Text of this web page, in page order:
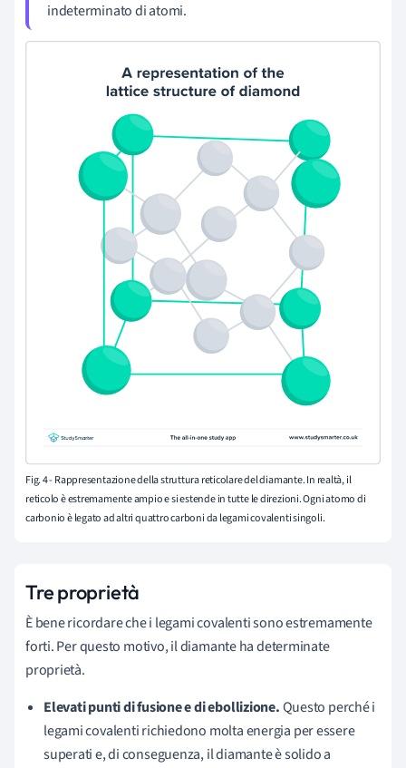
indeterminato di atomi.
Fig. 4 - Rappresentazione della struttura reticolare del diamante. In realtà, il
reticolo è estremamente ampio e si estende in tutte le direzioni. Ogni atomo di
carbonio è legato ad altri quattro carboni da legami covalenti singoli.
Tre proprietà
È bene ricordare che i legami covalenti sono estremamente
forti. Per questo motivo, il diamante ha determinate
proprietà.
Elevati punti di fusione e di ebollizione.Questo perché i
legami covalenti richiedono molta energia per essere
superati e, di conseguenza, il diamante è solido a